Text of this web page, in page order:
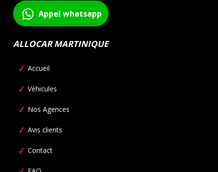
Appel whatsapp
ALLOCAR MARTINIQUE
Accueil
Véhicules
Nos Agences
Avis clients
Contact